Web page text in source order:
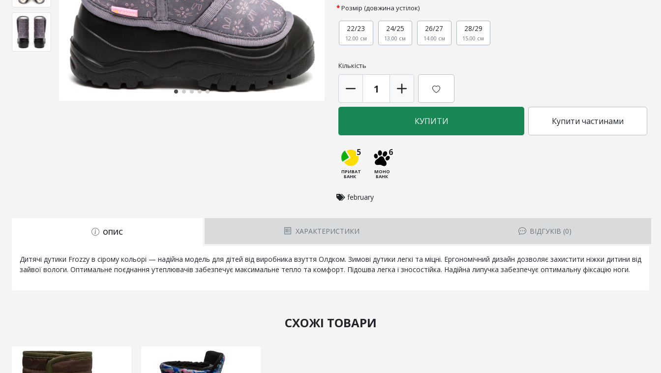
Розмір (довжина устілок)
22/23
12.00 см
24/25
13.00 см
26/27
14.00 см
28/29
15.00 см
Кількість
КУПИТИ Купити частинами
5
ПРИВАТ
БАНК
6
МОНО
БАНК
february
ОПИС ХАРАКТЕРИСТИКИ ВІДГУКІВ (0)
Дитячі дутики Frozzy в сірому кольорі — надійна модель для дітей від виробника взуття Олдком. Зимові дутики легкі та міцні. Ергономічний дизайн дозволяє захистити ніжки дитини від
зайвої вологи. Оптимальне поєднання утеплювачів забезпечує максимальне тепло та комфорт. Підошва легка і зносостійка. Надійна липучка забезпечує оптимальну фіксацію ноги.
СХОЖІ ТОВАРИ